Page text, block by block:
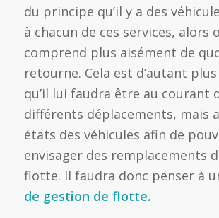
du principe qu’il y a des
à chacun de ces services, alors
comprend plus aisément de
retourne. Cela est d’autant
qu’il lui faudra être au courant
différents déplacements, mais
états des véhicules afin de
envisager des remplacements
flotte. Il faudra donc penser à
de gestion de flotte.